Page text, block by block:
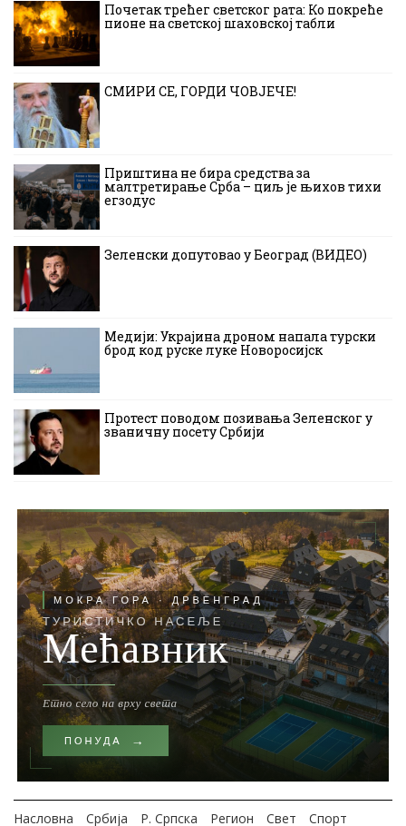
Почетак трећег светског рата: Ко покреће
пионе на светској шаховској табли
СМИРИ СЕ, ГОРДИ ЧОВЈЕЧЕ!
Приштина не бира средства за
малтретирање Срба – циљ је њихов тихи
егзодус
Зеленски допутовао у Београд (ВИДЕО)
Медији: Украјина дроном напала турски
брод код руске луке Новоросијск
Протест поводом позивања Зеленског у
званичну посету Србији
Насловна Србија Р. Српска Регион Свет Спорт